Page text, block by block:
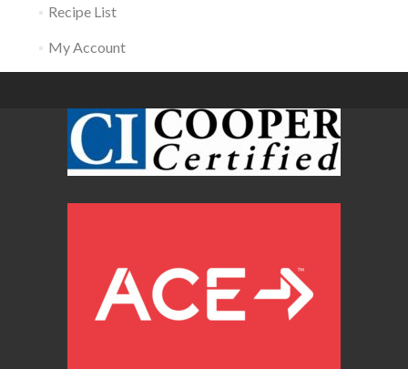
Recipe List
My Account